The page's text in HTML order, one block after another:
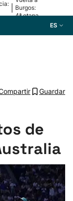
Burgos:
4ª etapa
ES
Guardar
de